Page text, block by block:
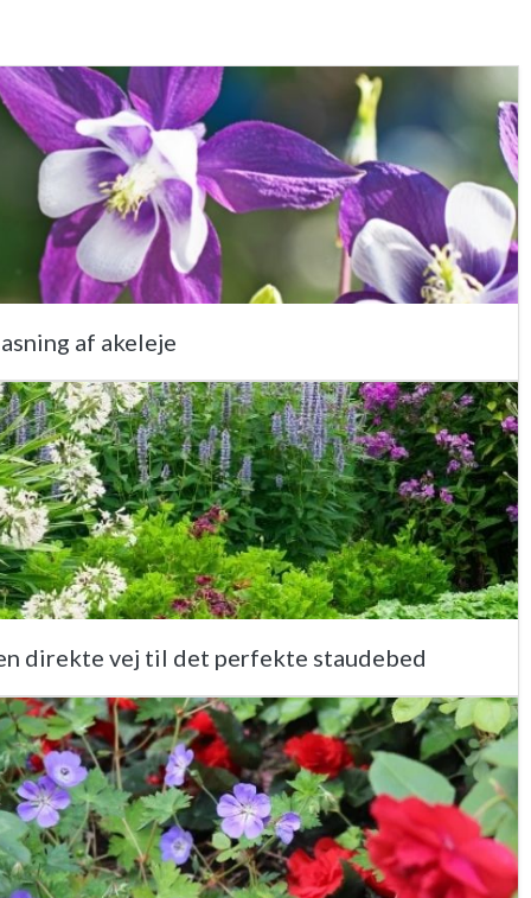
af akeleje
direkte vej til det perfekte staudebed